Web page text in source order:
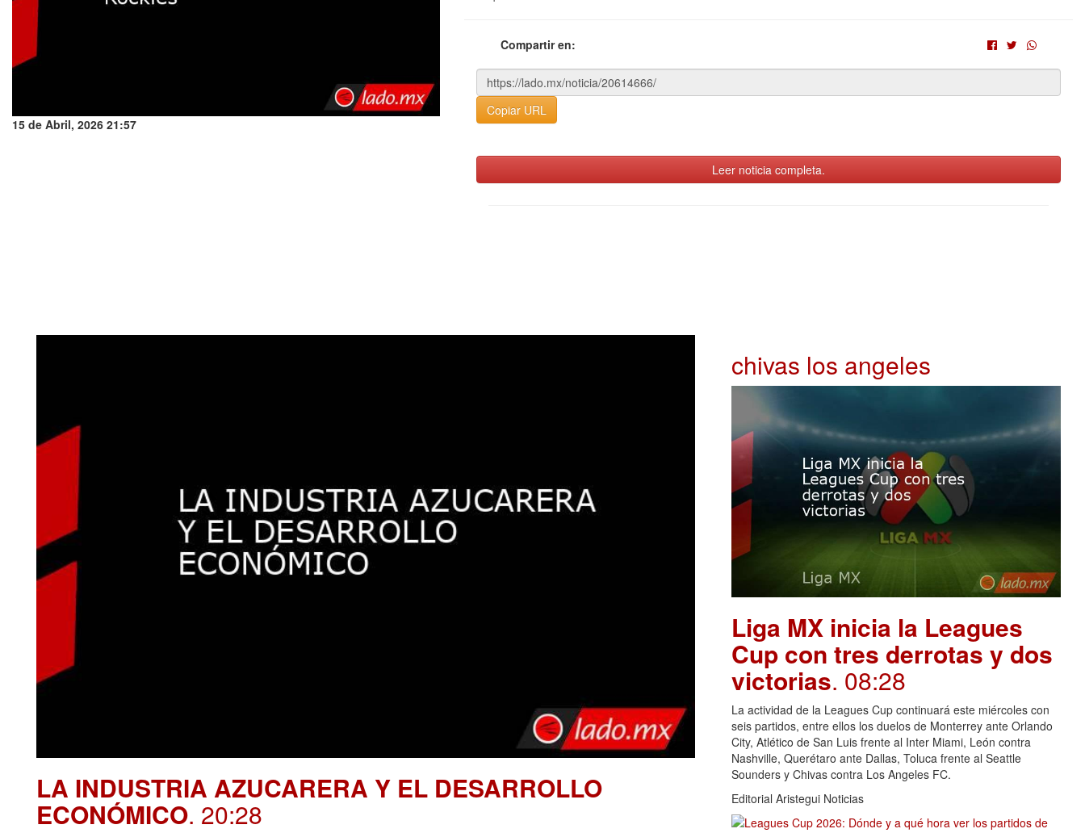
15 de Abril, 2026 21:57
Compartir en:
Copiar URL
Leer noticia completa.
LA INDUSTRIA AZUCARERA Y EL DESARROLLO
ECONÓMICO. 20:28
chivas los angeles
Liga MX inicia la Leagues
Cup con tres derrotas y dos
victorias. 08:28
La actividad de la Leagues Cup continuará este miércoles con
seis partidos, entre ellos los duelos de Monterrey ante Orlando
City, Atlético de San Luis frente al Inter Miami, León contra
Nashville, Querétaro ante Dallas, Toluca frente al Seattle
Sounders y Chivas contra Los Angeles FC.
Editorial Aristegui Noticias